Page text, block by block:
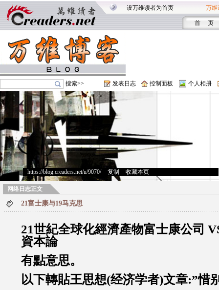
设万维读者为首页 万维
首 页
搜索>> 发表日志 控制面板 个人相册
https://blog.creaders.net/u/9070/> 复制 收藏本页
网络日志正文
21富士康与19马克思
21世紀全球化經濟產物富士康公司
資本論
有點意思。
以下轉貼王思想(经济学者)文章:”惜